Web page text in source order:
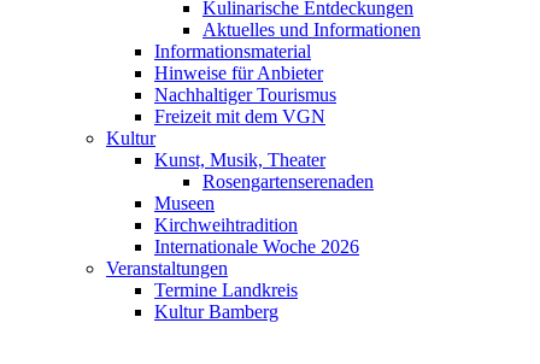
Kulinarische Entdeckungen
Aktuelles und Informationen
Informationsmaterial
Hinweise für Anbieter
Nachhaltiger Tourismus
Freizeit mit dem VGN
Kultur
Kunst, Musik, Theater
Rosengartenserenaden
Museen
Kirchweihtradition
Internationale Woche 2026
Veranstaltungen
Termine Landkreis
Kultur Bamberg